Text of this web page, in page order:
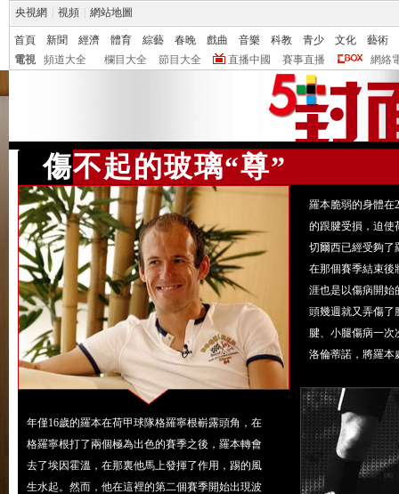
央視網 視頻 網站地圖
首頁 新聞 經濟 體育 綜藝 春晚 戲曲 音樂 科教 青少 文化
藝術
電視
頻道大全 欄目大全 節目大全 直播中國 賽事直播 網絡
傷不起的玻璃“尊”
年僅16歲的羅本在荷甲球隊格羅寧根嶄露頭角，在
格羅寧根打了兩個極為出色的賽季之後，羅本轉會
去了埃因霍溫，在那裏他馬上發揮了作用，踢的風
生水起。然而，他在這裡的第二個賽季開始出現波
羅本脆弱的身體在
的跟腱受損，迫使
切爾西已經受夠了
在那個賽季結束後
涯也是以傷病開始
頭幾週就又弄傷了
腱、小腿傷病一
洛倫蒂諾，將羅